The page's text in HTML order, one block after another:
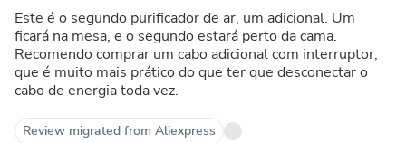
Este é o segundo purificador de ar, um adicional. Um
ficará na mesa, e o segundo estará perto da cama.
Recomendo comprar um cabo adicional com interruptor,
que é muito mais prático do que ter que desconectar o
cabo de energia toda vez.
Review migrated from Aliexpress